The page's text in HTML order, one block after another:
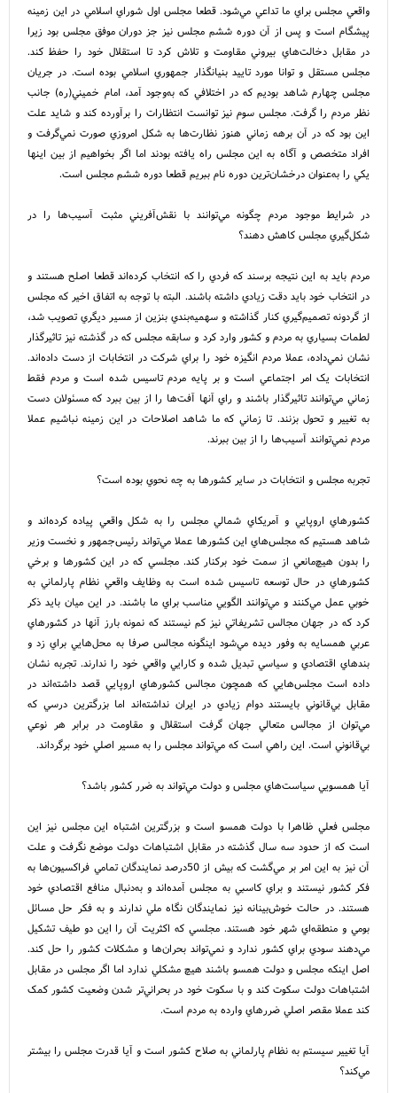
واقعي مجلس براي ما تداعي مي‌شود. قطعا مجلس اول شوراي اسلامي در اين زمينه
پيشگام است و پس از آن دوره ششم مجلس نيز جز دوران موفق مجلس بود زيرا
در مقابل دخالت‌هاي بيروني مقاومت و تلاش کرد تا استقلال خود را حفظ کند.
مجلس مستقل و توانا مورد تاييد بنيانگذار جمهوري اسلامي بوده است. در جريان
مجلس چهارم شاهد بوديم که در اختلافي که به‌وجود آمد، امام خميني(ره) جانب
نظر مردم را گرفت. مجلس سوم نيز توانست انتظارات را برآورده کند و شايد علت
اين بود که در آن برهه زماني هنوز نظارت‌ها به شکل امروزي صورت نمي‌گرفت و
افراد متخصص و آگاه به اين مجلس راه يافته بودند اما اگر بخواهيم از بين اينها
يکي را به‌عنوان درخشان‌ترين دوره نام ببريم قطعا دوره ششم مجلس است.
در شرايط موجود مردم چگونه مي‌توانند با نقش‌آفريني مثبت آسيب‌ها را در
شکل‌گيري مجلس کاهش دهند؟
مردم بايد به اين نتيجه برسند که فردي را که انتخاب کرده‌اند قطعا اصلح هستند و
در انتخاب خود بايد دقت زيادي داشته باشند. البته با توجه به اتفاق اخير که مجلس
از گردونه تصميم‌گيري کنار گذاشته و سهميه‌بندي بنزين از مسير ديگري تصويب شد،
لطمات بسياري به مردم و کشور وارد کرد و سابقه مجلس که در گذشته نيز تاثيرگذار
نشان نمي‌داده، عملا مردم انگيزه خود را براي شرکت در انتخابات از دست داده‌اند.
انتخابات يک امر اجتماعي است و بر پايه مردم تاسيس شده است و مردم فقط
زماني مي‌توانند تاثيرگذار باشند و راي آنها آفت‌ها را از بين ببرد که مسئولان دست
به تغيير و تحول بزنند. تا زماني که ما شاهد اصلاحات در اين زمينه نباشيم عملا
مردم نمي‌توانند آسيب‌ها را از بين ببرند.
تجربه مجلس و انتخابات در ساير کشورها به چه نحوي بوده است؟
کشورهاي اروپايي و آمريکاي شمالي مجلس را به شکل واقعي پياده کرده‌اند و
شاهد هستيم که مجلس‌هاي اين کشورها عملا مي‌تواند رئيس‌جمهور و نخست وزير
را بدون هيچ‌مانعي از سمت خود برکنار کند. مجلسي که در اين کشورها و برخي
کشورهاي در حال توسعه تاسيس شده است به وظايف واقعي نظام پارلماني به
خوبي عمل مي‌کنند و مي‌توانند الگويي مناسب براي ما باشند. در اين ميان بايد ذکر
کرد که در جهان مجالس تشريفاتي نيز کم نيستند که نمونه بارز آنها در کشورهاي
عربي همسايه به وفور ديده مي‌شود اينگونه مجالس صرفا به محل‌هايي براي زد و
بندهاي اقتصادي و سياسي تبديل شده و کارايي واقعي خود را ندارند. تجربه نشان
داده است مجلس‌هايي که همچون مجالس کشورهاي اروپايي قصد داشته‌اند در
مقابل بي‌قانوني بايستند دوام زيادي در ايران نداشته‌اند اما بزرگترين درسي که
مي‌توان از مجالس متعالي جهان گرفت استقلال و مقاومت در برابر هر نوعي
بي‌قانوني است. اين راهي است که مي‌تواند مجلس را به مسير اصلي خود برگرداند.
آيا همسويي سياست‌هاي مجلس و دولت مي‌تواند به ضرر کشور باشد؟
مجلس فعلي ظاهرا با دولت همسو است و بزرگترين اشتباه اين مجلس نيز اين
است که از حدود سه سال گذشته در مقابل اشتباهات دولت موضع نگرفت و علت
آن نيز به اين امر بر مي‌گشت که بيش از 50‌درصد نمايندگان تمامي فراکسيون‌ها به
فکر کشور نيستند و براي کاسبي به مجلس آمده‌اند و به‌دنبال منافع اقتصادي خود
هستند. در حالت خوش‌بينانه نيز نمايندگان نگاه ملي ندارند و به فکر حل مسائل
بومي و منطقه‌اي شهر خود هستند. مجلسي که اکثريت آن را اين دو طيف تشکيل
مي‌دهند سودي براي کشور ندارد و نمي‌تواند بحران‌ها و مشکلات کشور را حل کند.
اصل اينکه مجلس و دولت همسو باشند هيچ‌ مشکلي ندارد اما اگر مجلس در مقابل
اشتباهات دولت سکوت کند و با سکوت خود در بحراني‌تر شدن وضعيت کشور کمک
کند عملا مقصر اصلي ضررهاي وارده به مردم است.
آيا تغيير سيستم به نظام پارلماني به صلاح کشور است و آيا قدرت مجلس را بيشتر
مي‌کند؟